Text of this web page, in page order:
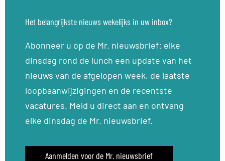
Het belangrijkste nieuws wekelijks in uw inbox?
Abonneer u op de Mr. nieuwsbrief: elke
dinsdag rond de lunch een update van het
nieuws van de afgelopen week, de laatste
loopbaanwijzigingen en de recentste
vacatures. Meld u direct aan en ontvang
elke dinsdag de Mr. nieuwsbrief.
Aanmelden voor de Mr. nieuwsbrief